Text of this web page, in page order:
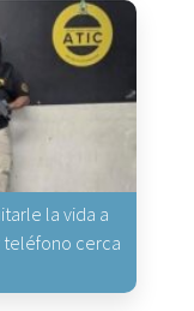
la vida a
teléfono cerca